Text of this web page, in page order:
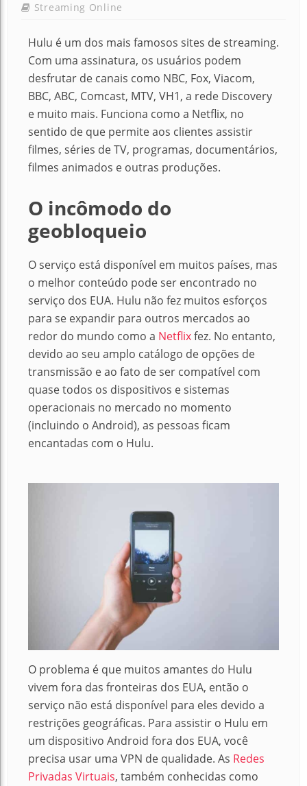
Streaming Online
Hulu é um dos mais famosos sites de streaming.
Com uma assinatura, os usuários podem
desfrutar de canais como NBC, Fox, Viacom,
BBC, ABC, Comcast, MTV, VH1, a rede Discovery
e muito mais. Funciona como a Netflix, no
sentido de que permite aos clientes assistir
filmes, séries de TV, programas, documentários,
filmes animados e outras produções.
O incômodo do
geobloqueio
O serviço está disponível em muitos países, mas
o melhor conteúdo pode ser encontrado no
serviço dos EUA. Hulu não fez muitos esforços
para se expandir para outros mercados ao
redor do mundo como a Netflixfez. No entanto,
devido ao seu amplo catálogo de opções de
transmissão e ao fato de ser compatível com
quase todos os dispositivos e sistemas
operacionais no mercado no momento
(incluindo o Android), as pessoas ficam
encantadas com o Hulu.
O problema é que muitos amantes do Hulu
vivem fora das fronteiras dos EUA, então o
serviço não está disponível para eles devido a
restrições geográficas. Para assistir o Hulu em
um dispositivo Android fora dos EUA, você
precisa usar uma VPN de qualidade. As Redes
Privadas Virtuais, também conhecidas como